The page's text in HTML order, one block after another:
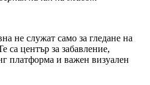
не служат само за гледане на
център за забавление,
платформа и важен визуален